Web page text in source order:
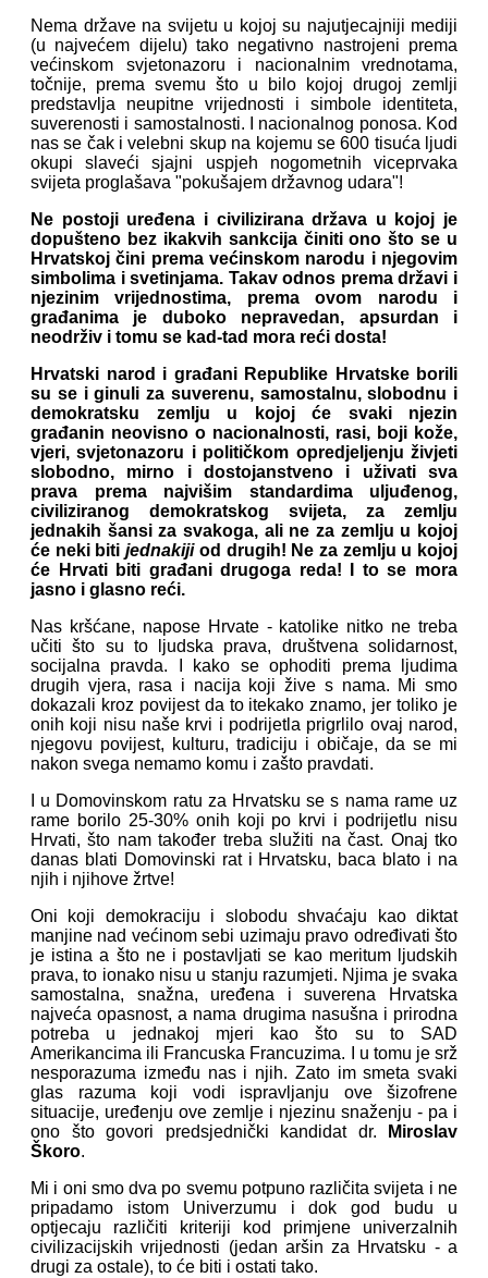
Nema države na svijetu u kojoj su najutjecajniji mediji
(u najvećem dijelu) tako negativno nastrojeni prema
većinskom svjetonazoru i nacionalnim vrednotama,
točnije, prema svemu što u bilo kojoj drugoj zemlji
predstavlja neupitne vrijednosti i simbole identiteta,
suverenosti i samostalnosti. I nacionalnog ponosa. Kod
nas se čak i velebni skup na kojemu se 600 tisuća ljudi
okupi slaveći sjajni uspjeh nogometnih viceprvaka
svijeta proglašava "pokušajem državnog udara"!
Ne postoji uređena i civilizirana država u kojoj je
dopušteno bez ikakvih sankcija činiti ono što se u
Hrvatskoj čini prema većinskom narodu i njegovim
simbolima i svetinjama. Takav odnos prema državi i
njezinim vrijednostima, prema ovom narodu i
građanima je duboko nepravedan, apsurdan i
neodrživ i tomu se kad-tad mora reći dosta!
Hrvatski narod i građani Republike Hrvatske borili
su se i ginuli za suverenu, samostalnu, slobodnu i
demokratsku zemlju u kojoj će svaki njezin
građanin neovisno o nacionalnosti, rasi, boji kože,
vjeri, svjetonazoru i političkom opredjeljenju živjeti
slobodno, mirno i dostojanstveno i uživati sva
prava prema najvišim standardima uljuđenog,
civiliziranog demokratskog svijeta, za zemlju
jednakih šansi za svakoga, ali ne za zemlju u kojoj
će neki bitijednakijiod drugih! Ne za zemlju u kojoj
će Hrvati biti građani drugoga reda! I to se mora
jasno i glasno reći.
Nas kršćane, napose Hrvate - katolike nitko ne treba
učiti što su to ljudska prava, društvena solidarnost,
socijalna pravda. I kako se ophoditi prema ljudima
drugih vjera, rasa i nacija koji žive s nama. Mi smo
dokazali kroz povijest da to itekako znamo, jer toliko je
onih koji nisu naše krvi i podrijetla prigrlilo ovaj narod,
njegovu povijest, kulturu, tradiciju i običaje, da se mi
nakon svega nemamo komu i zašto pravdati.
I u Domovinskom ratu za Hrvatsku se s nama rame uz
rame borilo 25-30% onih koji po krvi i podrijetlu nisu
Hrvati, što nam također treba služiti na čast. Onaj tko
danas blati Domovinski rat i Hrvatsku, baca blato i na
njih i njihove žrtve!
Oni koji demokraciju i slobodu shvaćaju kao diktat
manjine nad većinom sebi uzimaju pravo određivati što
je istina a što ne i postavljati se kao meritum ljudskih
prava, to ionako nisu u stanju razumjeti. Njima je svaka
samostalna, snažna, uređena i suverena Hrvatska
najveća opasnost, a nama drugima nasušna i prirodna
potreba u jednakoj mjeri kao što su to SAD
Amerikancima ili Francuska Francuzima. I u tomu je srž
nesporazuma između nas i njih. Zato im smeta svaki
glas razuma koji vodi ispravljanju ove šizofrene
situacije, uređenju ove zemlje i njezinu snaženju - pa i
ono što govori predsjednički kandidat dr.
Miroslav
Škoro.
Mi i oni smo dva po svemu potpuno različita svijeta i ne
pripadamo istom Univerzumu i dok god budu u
optjecaju različiti kriteriji kod primjene univerzalnih
civilizacijskih vrijednosti (jedan aršin za Hrvatsku - a
drugi za ostale), to će biti i ostati tako.